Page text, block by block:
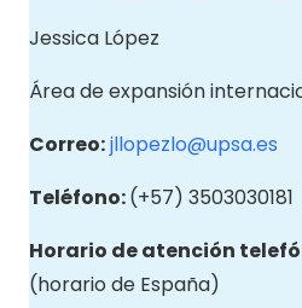
Jessica López
Área de expansión
Correo:jllopezlo@upsa.es
Teléfono:(+57) 3503030181
Horario de atención
(horario de España)